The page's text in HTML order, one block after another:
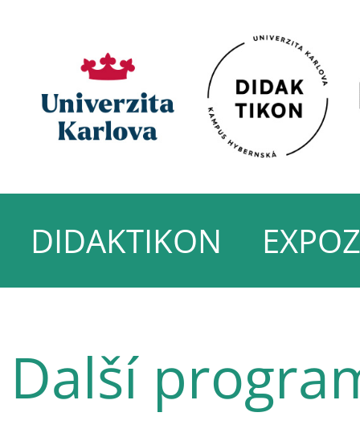
DIDAKTIKON
Další